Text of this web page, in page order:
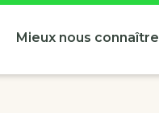
Mieux nous connaître